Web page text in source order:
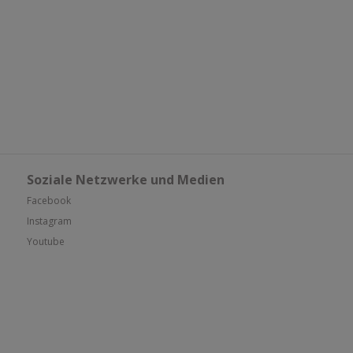
Soziale Netzwerke und Medien
Facebook
Instagram
Youtube